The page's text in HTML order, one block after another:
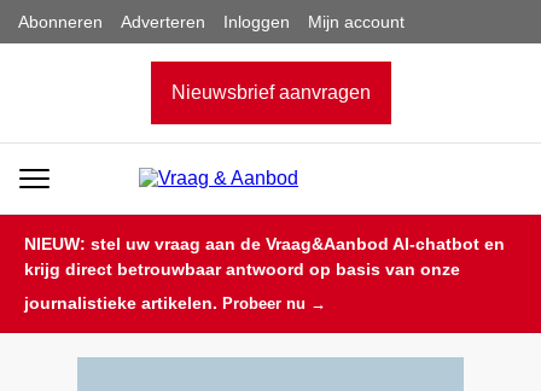
Abonneren Adverteren Inloggen Mijn account
Nieuwsbrief aanvragen
NIEUW: stel uw vraag aan de Vraag&Aanbod AI-chatbot en
krijg direct betrouwbaar antwoord op basis van onze
journalistieke artikelen. Probeer nu →